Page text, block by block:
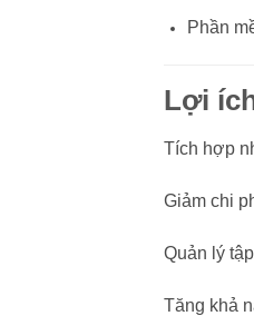
Phần
Lợi
Tích hợp
Giảm chi
Quản lý
Tăng khả